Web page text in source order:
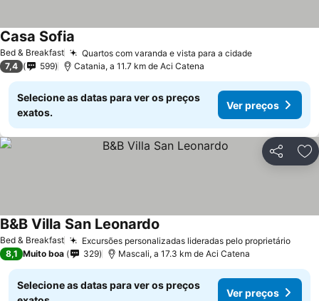
Bed & Breakfast Quartos com varanda e vista para a cidade
Casa Sofia
7,4 599 Catania, a 11.7 km de Aci Catena
Selecione as datas para ver os preços
exatos.
Ver preços
Partilhar
Bed & Breakfast Excursões personalizadas lideradas pelo proprietário
B&B Villa San Leonardo
8,1 Muito boa 329 Mascali, a 17.3 km de Aci Catena
Selecione as datas para ver os preços
Ver preços